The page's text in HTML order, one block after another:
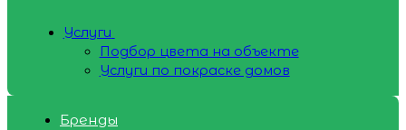
Услуги
Подбор цвета на объекте
Услуги по покраске домов
Бренды